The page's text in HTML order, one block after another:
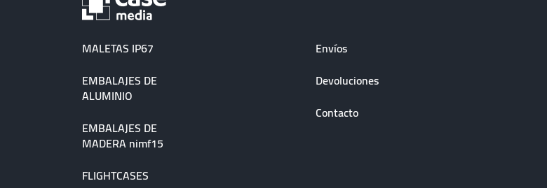
MALETAS IP67
EMBALAJES DE
ALUMINIO
EMBALAJES DE
MADERA nimf15
FLIGHTCASES
Envíos
Devoluciones
Contacto